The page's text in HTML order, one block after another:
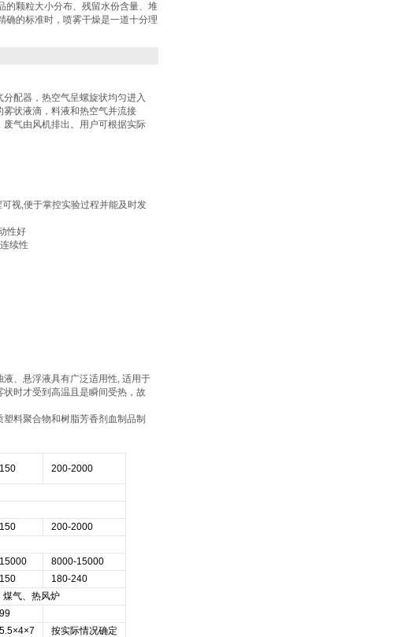
的颗粒大小分布、残留水份含量、堆
确的标准时，喷雾干燥是一道十分理
配器，热空气呈螺旋状均匀进入
状液滴，料液和热空气并流接
气由风机排出。用户可根据实际
视,便于掌控实验过程并能及时发
性好
续性
、悬浮液具有广泛适用性, 适用于
时才受到高温且是瞬间受热，故
料聚合物和树脂芳香剂血制品制
150 200-2000
150
200-2000
15000
8000-15000
150
180-240
煤气、热风炉
99
5.5×4×7
按实际情况确定